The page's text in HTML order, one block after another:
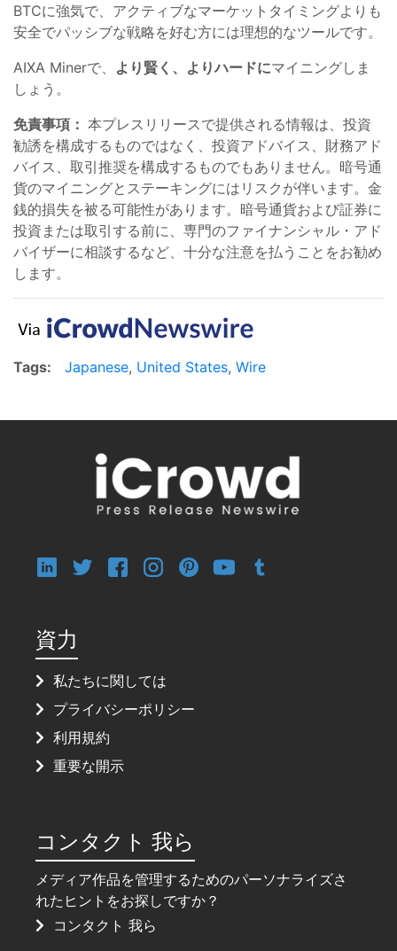
BTCに強気で、アクティブなマーケットタイミングよりも
安全でパッシブな戦略を好む方には理想的なツールです。
AIXA Minerで、 より賢く、よりハードにマイニングしま
しょう。
免責事項： 本プレスリリースで提供される情報は、投資
勧誘を構成するものではなく、投資アドバイス、財務アド
バイス、取引推奨を構成するものでもありません。暗号通
貨のマイニングとステーキングにはリスクが伴います。金
銭的損失を被る可能性があります。暗号通貨および証券に
投資または取引する前に、専門のファイナンシャル・アド
バイザーに相談するなど、十分な注意を払うことをお勧め
します。
Tags: Japanese, United States, Wire
資力
私たちに関しては
プライバシーポリシー
利用規約
重要な開示
コンタクト 我ら
メディア作品を管理するためのパーソナライズさ
れたヒントをお探しですか？
コンタクト 我ら